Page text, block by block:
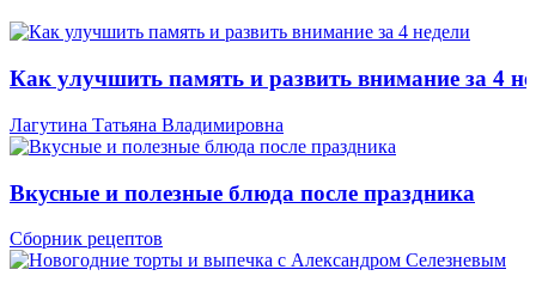
Как улучшить память и развить внимание за 4
Лагутина Татьяна Владимировна
Вкусные и полезные блюда после праздника
Сборник рецептов